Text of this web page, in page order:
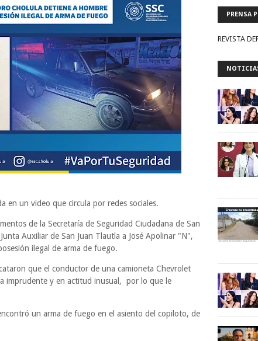
un video que circula por redes sociales.
de la Secretaría de Seguridad Ciudadana de San
Auxiliar de San Juan Tlautla a José Apolinar "N",
ilegal de arma de fuego.
que el conductor de una camioneta Chevrolet
imprudente y en actitud inusual, por lo que le
un arma de fuego en el asiento del copiloto, de
PRENSA
REVISTA